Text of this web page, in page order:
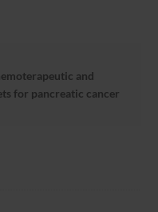
and
for pancreatic cancer